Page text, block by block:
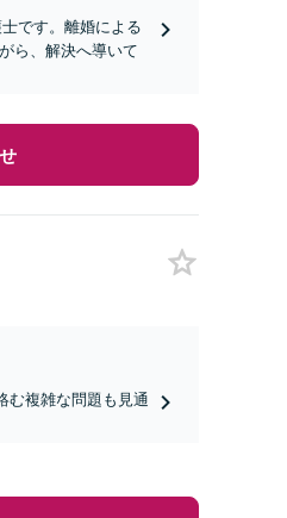
です。離婚による
ら、解決へ導いて
む複雑な問題も見通